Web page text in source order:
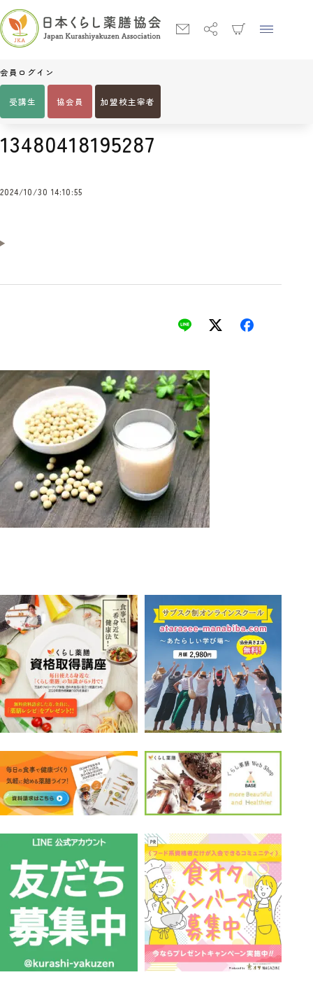
会員ログイン
受講生 協会員 加盟校主宰者
Home 13480418195287
13480418195287
2024/10/30 14:10:55